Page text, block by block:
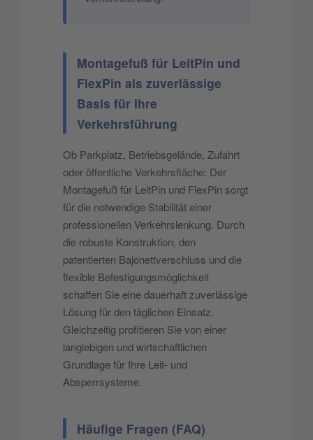
Montagefuß für LeitPin und
FlexPin als zuverlässige
Basis für Ihre
Verkehrsführung
Ob Parkplatz, Betriebsgelände, Zufahrt
oder öffentliche Verkehrsfläche: Der
Montagefuß für LeitPin und FlexPin sorgt
für die notwendige Stabilität einer
professionellen Verkehrslenkung. Durch
die robuste Konstruktion, den
patentierten Bajonettverschluss und die
flexible Befestigungsmöglichkeit
schaffen Sie eine dauerhaft zuverlässige
Lösung für den täglichen Einsatz.
Gleichzeitig profitieren Sie von einer
langlebigen und wirtschaftlichen
Grundlage für Ihre Leit- und
Absperrsysteme.
Häufige Fragen (FAQ)